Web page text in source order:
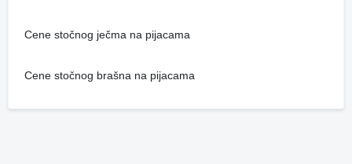
Cene stočnog ječma na pijacama
Cene stočnog brašna na pijacama